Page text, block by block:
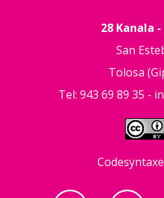
28 Kanala
San
Tolosa
Tel: 943 69 89 35 -